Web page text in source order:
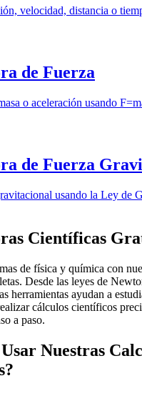
velocidad, distancia o
de Fuerza
o aceleración usando
de Fuerza
usando la Ley de
Científicas
de física y química con
Desde las leyes de
herramientas ayudan a
cálculos científicos
a paso.
Nuestras